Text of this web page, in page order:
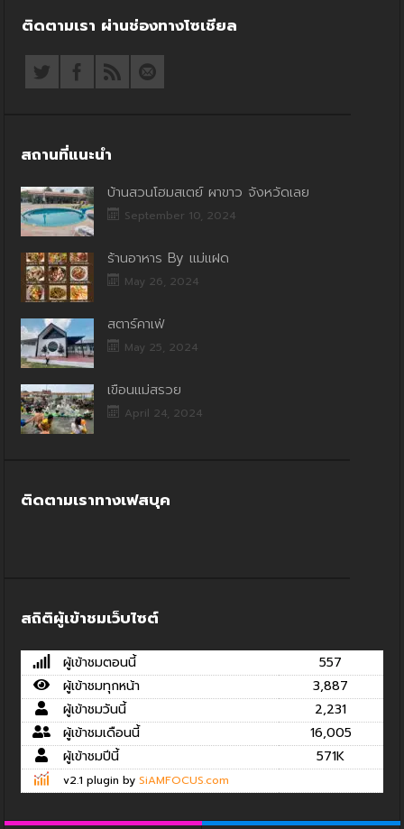
ติดตามเรา ผ่านช่องทางโซเชียล
สถานที่แนะนำ
บ้านสวนโฮมสเตย์ ผาขาว จังหวัดเลย
September 10, 2024
ร้านอาหาร By แม่แฝด
May 26, 2024
สตาร์คาเฟ่
May 25, 2024
เขื่อนแม่สรวย
April 24, 2024
ติดตามเราทางเฟสบุค
สถิติผู้เข้าชมเว็บไซต์
ผู้เข้าชมตอนนี้
557
ผู้เข้าชมทุกหน้า
3,887
ผู้เข้าชมวันนี้
2,231
ผู้เข้าชมเดือนนี้
16,005
ผู้เข้าชมปีนี้
571K
v2.1 plugin by SiAMFOCUS.com